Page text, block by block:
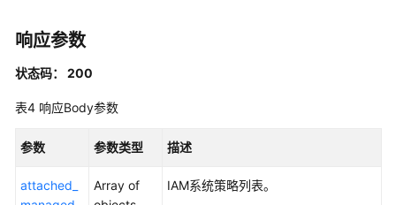
除
权
集
DeletePermissionSet
响应参数
状态码： 200
表4 响应Body参数
参数 参数类型 描述
attached_
Array of
IAM系统策略列表。